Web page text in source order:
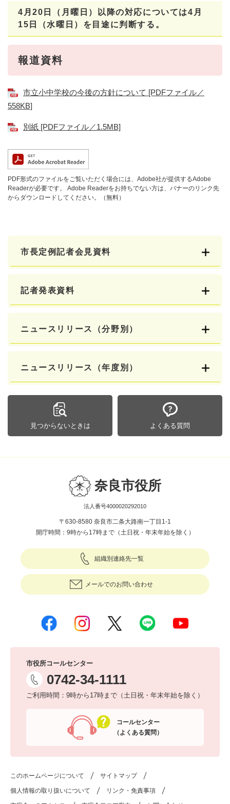
4月20日（月曜日）以降の対応については4月
15日（水曜日）を目途に判断する。
報道資料
市立小中学校の今後の方針について [PDFファイル／
558KB]
別紙 [PDFファイル／1.5MB]
PDF形式のファイルをご覧いただく場合には、Adobe社が提供するAdobe
Readerが必要です。
Adobe Readerをお持ちでない方は、バナーのリンク先
からダウンロードしてください。（無料）
市長定例記者会見資料
記者発表資料
ニュースリリース（分野別）
ニュースリリース（年度別）
見つからないときは よくある質問
奈良市役所
法人番号4000020292010
〒630-8580 奈良市二条大路南一丁目1-1
開庁時間：9時から17時まで（土日祝・年末年始を除く）
組織別連絡先一覧
メールでのお問い合わせ
市役所コールセンター
0742-34-1111
ご利用時間：9時から17時まで（土日祝・年末年始を除く）
コールセンター
（よくある質問）
このホームページについて サイトマップ
個人情報の取り扱いについて リンク・免責事項